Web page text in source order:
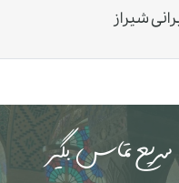
شیراز
سریع تماس بگیر